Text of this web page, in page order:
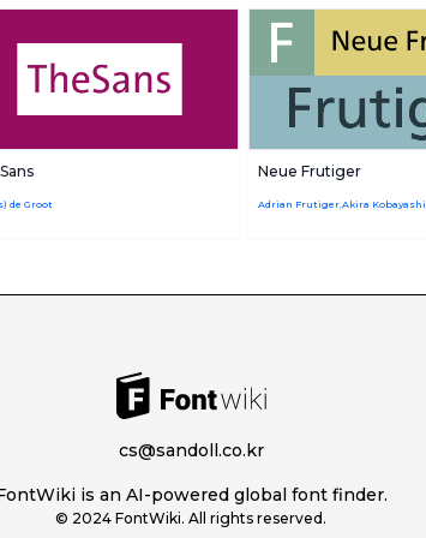
de Groot
Neue Frutiger
Adrian Frutiger,Akira Kobayashi
cs@sandoll.co.kr
is an AI-powered global font finder.
© 2024 FontWiki. All rights reserved.